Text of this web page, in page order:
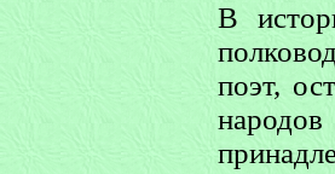
В
поэт,